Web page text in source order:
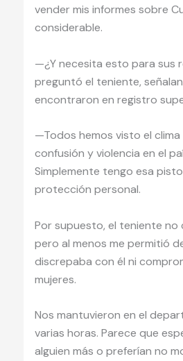
vender mis informes sobre
considerable.
—¿Y necesita esto para sus
preguntó el teniente,
encontraron en registro
—Todos hemos visto el
confusión y violencia en el
Simplemente tengo esa
protección personal.
Por supuesto, el teniente no
pero al menos me permitió
discrepaba con él ni
mujeres.
Nos mantuvieron en el
varias horas. Parece que
alguien más o preferían no